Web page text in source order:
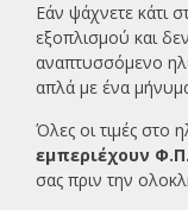
Εάν ψάχνετε κάτι
εξοπλισμού και
αναπτυσσόμενο
απλά με ένα
Όλες οι τιμές στο
εμπεριέχουν
σας πριν την